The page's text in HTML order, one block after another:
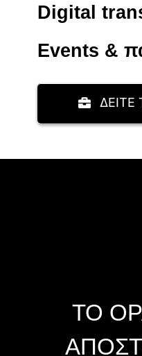
Digital
Events &
ΔΕΙΤΕ
ΤΟ